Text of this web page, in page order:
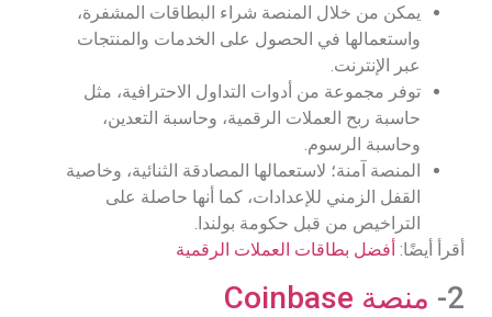
يمكن من خلال المنصة شراء البطاقات المشفرة،
واستعمالها في الحصول على الخدمات والمنتجات
عبر الإنترنت.
توفر مجموعة من أدوات التداول الاحترافية، مثل
حاسبة ربح العملات الرقمية، وحاسبة التعدين،
وحاسبة الرسوم.
المنصة آمنة؛ لاستعمالها المصادقة الثنائية، وخاصية
القفل الزمني للإعدادات، كما أنها حاصلة على
التراخيص من قبل حكومة بولندا.
أقرأ أيضًا: أفضل بطاقات العملات الرقمية
2- منصة Coinbase